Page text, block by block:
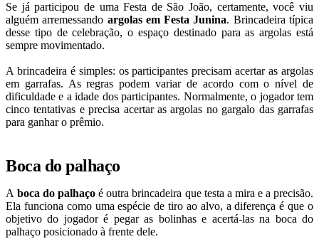
Se já participou de uma Festa de São João, certamente, você viu
alguém arremessando argolas em Festa Junina. Brincadeira típica
desse tipo de celebração, o espaço destinado para as argolas está
sempre movimentado.
A brincadeira é simples: os participantes precisam acertar as argolas
em garrafas. As regras podem variar de acordo com o nível de
dificuldade e a idade dos participantes. Normalmente, o jogador tem
cinco tentativas e precisa acertar as argolas no gargalo das garrafas
para ganhar o prêmio.
Boca do palhaço
A boca do palhaçoé outra brincadeira que testa a mira e a precisão.
Ela funciona como uma espécie de tiro ao alvo, a diferença é que o
objetivo do jogador é pegar as bolinhas e acertá-las na boca do
palhaço posicionado à frente dele.